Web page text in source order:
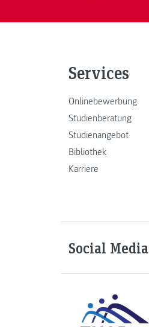
Services
Onlinebewerbung
Studienberatung
Studienangebot
Bibliothek
Karriere
Social Media